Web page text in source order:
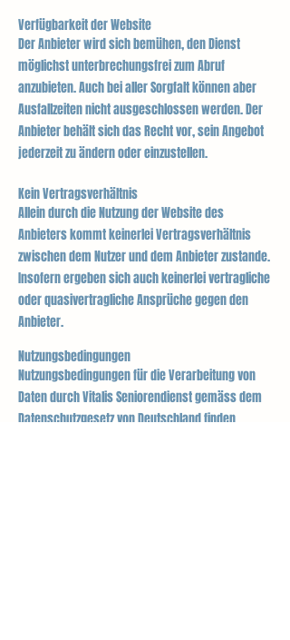
Verfügbarkeit der Website
Der Anbieter wird sich bemühen, den Dienst
möglichst unterbrechungsfrei zum Abruf
anzubieten. Auch bei aller Sorgfalt können aber
Ausfallzeiten nicht ausgeschlossen werden. Der
Anbieter behält sich das Recht vor, sein Angebot
jederzeit zu ändern oder einzustellen.
Kein Vertragsverhältnis
Allein durch die Nutzung der Website des
Anbieters kommt keinerlei Vertragsverhältnis
zwischen dem Nutzer und dem Anbieter zustande.
Insofern ergeben sich auch keinerlei vertragliche
oder quasivertragliche Ansprüche gegen den
Anbieter.
Nutzungsbedingungen
Nutzungsbedingungen für die Verarbeitung von
Daten durch Vitalis Seniorendienst gemäss dem
Datenschutzgesetz von Deutschland finden